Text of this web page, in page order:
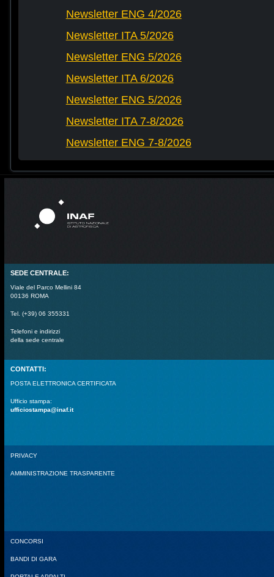
Newsletter ENG 4/2026
Newsletter ITA 5/2026
Newsletter ENG 5/2026
Newsletter ITA 6/2026
Newsletter ENG 5/2026
Newsletter ITA 7-8/2026
Newsletter ENG 7-8/2026
SEDE CENTRALE:
Viale del Parco Mellini 84
00136 ROMA
Tel. (+39) 06 355331
Telefoni e indirizzi
della sede centrale
CONTATTI:
POSTA ELETTRONICA CERTIFICATA
Ufficio stampa:
ufficiostampa@inaf.it
PRIVACY
AMMINISTRAZIONE TRASPARENTE
CONCORSI
BANDI DI GARA